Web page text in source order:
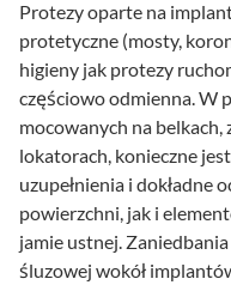
Protezy oparte na
protetyczne (mosty,
higieny jak protezy
częściowo odmienna. W
mocowanych na
lokatorach, konieczne
uzupełnienia i dokładne
powierzchni, jak i
jamie ustnej.
śluzowej wokół